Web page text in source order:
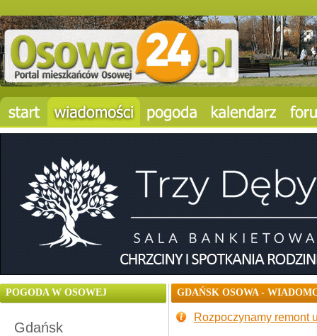
POGODA W OSOWEJ GDAŃSK OSOWA -
Rozpoczynamy remont